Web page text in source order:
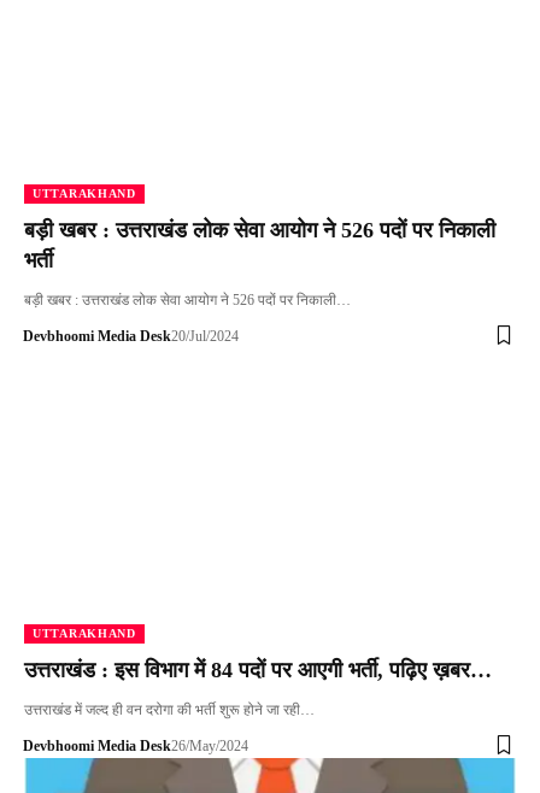
UTTARAKHAND
बड़ी खबर : उत्तराखंड लोक सेवा आयोग ने 526 पदों पर निकाली
भर्ती
बड़ी खबर : उत्तराखंड लोक सेवा आयोग ने 526 पदों पर निकाली…
Devbhoomi Media Desk20/Jul/2024
UTTARAKHAND
उत्तराखंड : इस विभाग में 84 पदों पर आएगी भर्ती, पढ़िए ख़बर…
उत्तराखंड में जल्द ही वन दरोगा की भर्ती शुरू होने जा रही…
Devbhoomi Media Desk26/May/2024